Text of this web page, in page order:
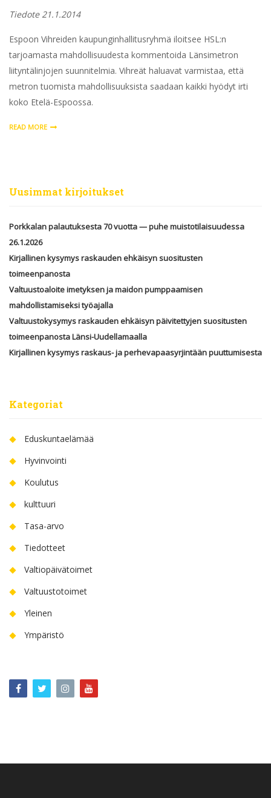
Tiedote 21.1.2014
Espoon Vihreiden kaupunginhallitusryhmä iloitsee HSL:n
tarjoamasta mahdollisuudesta kommentoida Länsimetron
liityntälinjojen suunnitelmia. Vihreät haluavat varmistaa, että
metron tuomista mahdollisuuksista saadaan kaikki hyödyt irti
koko Etelä-Espoossa.
READ MORE
Uusimmat kirjoitukset
Porkkalan palautuksesta 70 vuotta — puhe muistotilaisuudessa
26.1.2026
Kirjallinen kysymys raskauden ehkäisyn suositusten
toimeenpanosta
Valtuustoaloite imetyksen ja maidon pumppaamisen
mahdollistamiseksi työajalla
Valtuustokysymys raskauden ehkäisyn päivitettyjen suositusten
toimeenpanosta Länsi-Uudellamaalla
Kirjallinen kysymys raskaus- ja perhevapaasyrjintään puuttumisesta
Kategoriat
Eduskuntaelämää
Hyvinvointi
Koulutus
kulttuuri
Tasa-arvo
Tiedotteet
Valtiopäivätoimet
Valtuustotoimet
Yleinen
Ympäristö